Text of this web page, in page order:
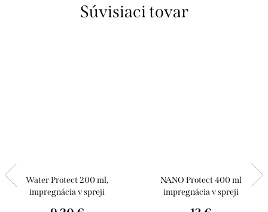
Súvisiaci tovar
Water Protect 200 ml,
impregnácia v spreji
NANO Protect 400 ml
impregnácia v spreji